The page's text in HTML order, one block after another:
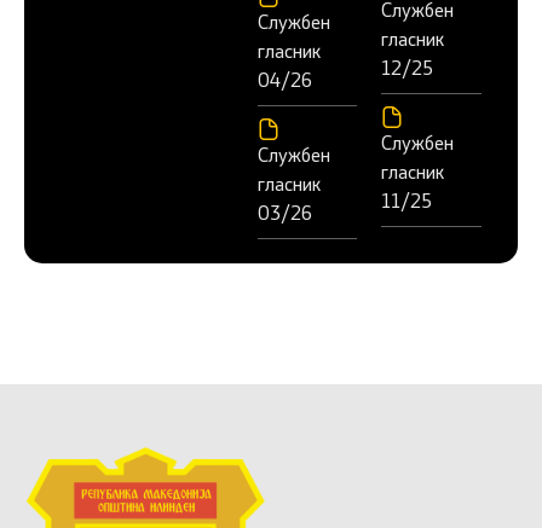
Службен
гласник
04/26
Службен
гласник
03/26
Службен
гласник
12/25
Службен
гласник
11/25